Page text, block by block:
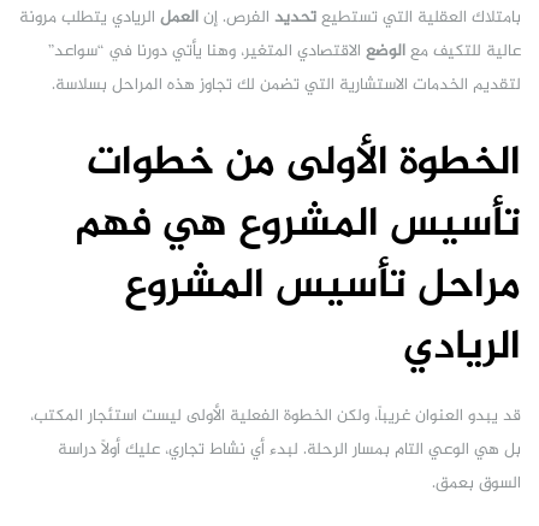
بامتلاك العقلية التي تستطيعتحديد الفرص. إنالعمل الريادي يتطلب مرونة
عالية للتكيف معالوضع الاقتصادي المتغير، وهنا يأتي دورنا في “سواعد”
لتقديم الخدمات الاستشارية التي تضمن لك تجاوز هذه المراحل بسلاسة.
الخطوة الأولى من خطوات
تأسيس المشروع هي فهم
مراحل تأسيس المشروع
الريادي
قد يبدو العنوان غريباً، ولكن الخطوة الفعلية الأولى ليست استئجار المكتب،
بل هي الوعي التام بمسار الرحلة. لبدء أي نشاط تجاري، عليك أولاً دراسة
السوق بعمق.